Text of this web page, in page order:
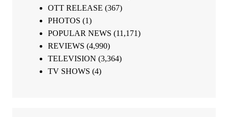
OTT RELEASE (367)
PHOTOS (1)
POPULAR NEWS (11,171)
REVIEWS (4,990)
TELEVISION (3,364)
TV SHOWS (4)